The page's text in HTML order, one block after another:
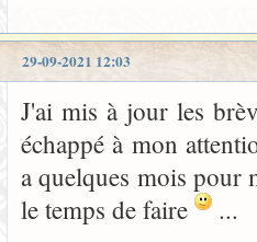
29-09-2021 12:03
J'ai mis à jour les
échappé à mon
a quelques mois pour
le temps de faire
...